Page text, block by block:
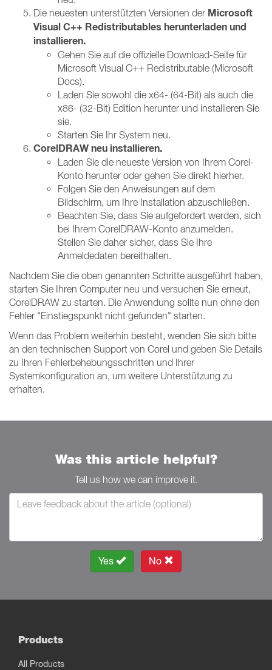
Die neuesten unterstützten Versionen der Microsoft
Visual C++ Redistributables herunterladen und
installieren.
Gehen Sie auf die offizielle Download-Seite für
Microsoft Visual C++ Redistributable (Microsoft
Docs).
Laden Sie sowohl die x64- (64-Bit) als auch die
x86- (32-Bit) Edition herunter und installieren Sie
sie.
Starten Sie Ihr System neu.
CorelDRAW neu installieren.
Laden Sie die neueste Version von Ihrem Corel-
Konto herunter oder gehen Sie direkt hierher.
Folgen Sie den Anweisungen auf dem
Bildschirm, um Ihre Installation abzuschließen.
Beachten Sie, dass Sie aufgefordert werden, sich
bei Ihrem CorelDRAW-Konto anzumelden.
Stellen Sie daher sicher, dass Sie Ihre
Anmeldedaten bereithalten.
Nachdem Sie die oben genannten Schritte ausgeführt haben,
starten Sie Ihren Computer neu und versuchen Sie erneut,
CorelDRAW zu starten. Die Anwendung sollte nun ohne den
Fehler "Einstiegspunkt nicht gefunden" starten.
Wenn das Problem weiterhin besteht, wenden Sie sich bitte
an den technischen Support von Corel und geben Sie Details
zu Ihren Fehlerbehebungsschritten und Ihrer
Systemkonfiguration an, um weitere Unterstützung zu
erhalten.
Was this article helpful?
Tell us how we can improve it.
Yes No
Products
All Products